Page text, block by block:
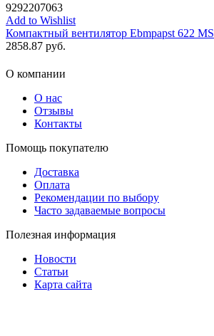
9292207063
Add to Wishlist
Компактный вентилятор Ebmpapst 622 MS
2858.87 руб.
О компании
О нас
Отзывы
Контакты
Помощь покупателю
Доставка
Оплата
Рекомендации по выбору
Часто задаваемые вопросы
Полезная информация
Новости
Статьи
Карта сайта